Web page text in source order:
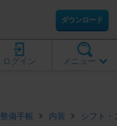
ダウンロード
メニュー
ログイン
整備手帳 内装 シフト・